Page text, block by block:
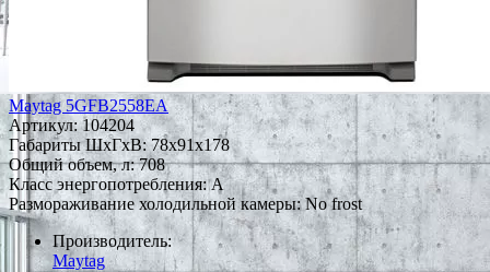
Maytag 5GFB2558EA
Артикул:104204
Габариты ШxГxВ: 78x91x178
Общий объем, л: 708
Класс энергопотребления: A
Размораживание холодильной камеры: No frost
Производитель:
Maytag